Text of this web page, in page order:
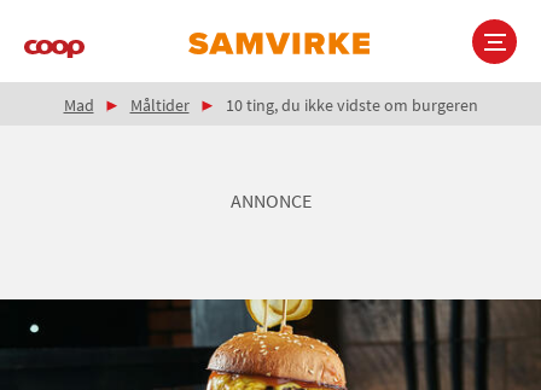
Brødkrumme
Mad Måltider 10 ting, du ikke vidste om burgeren
ANNONCE